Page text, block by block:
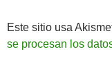
Este sitio usa
se procesan los